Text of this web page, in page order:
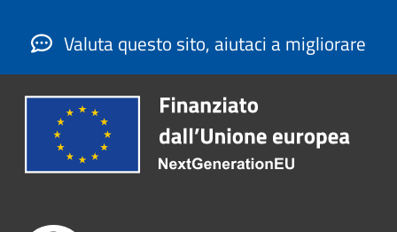
Valuta questo sito, aiutaci a migliorare